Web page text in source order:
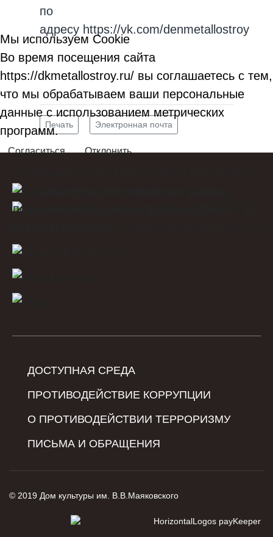
по
адресу https://vk.com/denmetallostroy
Печать Электронная почта
ДОСТУПНАЯ СРЕДА
ПРОТИВОДЕЙСТВИЕ КОРРУПЦИИ
О ПРОТИВОДЕЙСТВИИ ТЕРРОРИЗМУ
ПИСЬМА И ОБРАЩЕНИЯ
© 2019 Дом культуры им. В.В.Маяковского
Мы используем Cookie
Во время посещения сайта
https://dkmetallostroy.ru/ вы соглашаетесь с тем,
что мы обрабатываем ваши персональные
данные с использованием метрических
программ.
Согласиться Отклонить
пользователей интернет-сайта СПб ГБУ ДК